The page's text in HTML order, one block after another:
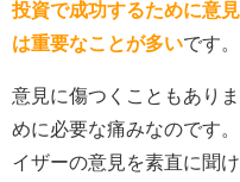
投資で成功するために意
は重要なことが多いです。
意見に傷つくこともあり
めに必要な痛みなのです
イザーの意見を素直に聞